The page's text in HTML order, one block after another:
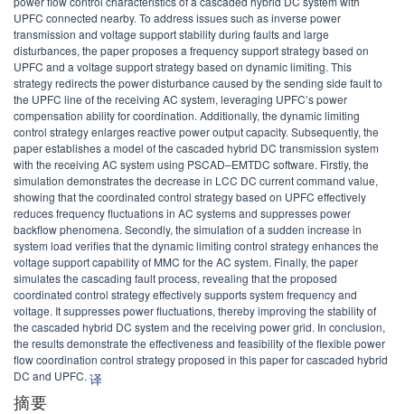
UPFC connected nearby. To address issues such as inverse power
transmission and voltage support stability during faults and large
disturbances, the paper proposes a frequency support strategy based on
UPFC and a voltage support strategy based on dynamic limiting. This
strategy redirects the power disturbance caused by the sending side fault to
the UPFC line of the receiving AC system, leveraging UPFC’s power
compensation ability for coordination. Additionally, the dynamic limiting
control strategy enlarges reactive power output capacity. Subsequently, the
paper establishes a model of the cascaded hybrid DC transmission system
with the receiving AC system using PSCAD–EMTDC software. Firstly, the
simulation demonstrates the decrease in LCC DC current command value,
showing that the coordinated control strategy based on UPFC effectively
reduces frequency fluctuations in AC systems and suppresses power
backflow phenomena. Secondly, the simulation of a sudden increase in
system load verifies that the dynamic limiting control strategy enhances the
voltage support capability of MMC for the AC system. Finally, the paper
simulates the cascading fault process, revealing that the proposed
coordinated control strategy effectively supports system frequency and
voltage. It suppresses power fluctuations, thereby improving the stability of
the cascaded hybrid DC system and the receiving power grid. In conclusion,
the results demonstrate the effectiveness and feasibility of the flexible power
flow coordination control strategy proposed in this paper for cascaded hybrid
DC and UPFC. 译
摘要